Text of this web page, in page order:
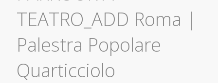
TEATRO_ADD Roma |
Palestra Popolare
Quarticciolo